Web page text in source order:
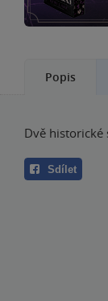
Popis
Dvě
Sdílet